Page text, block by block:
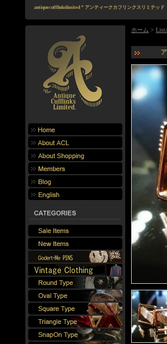
antiquecufflinkslimited * アンティークカフリンクスリミテッド
ホーム >